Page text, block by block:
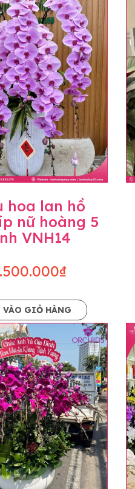
hoàn chỉnh sẽ được phối
hình. Cây hoa lan còn
dầy hoa, thưa hoa và
kết sản phẩm được thực
như phụ kiện trang trí
giá không thay đổi.
hoa lan hồ
nữ hoàng 5
VNH14
VÀO GIỎ HÀNG